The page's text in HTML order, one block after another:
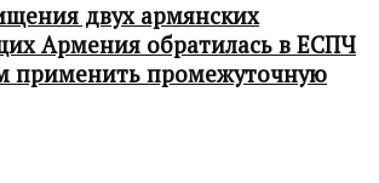
двух армянских
Армения обратилась в ЕСПЧ
применить промежуточную